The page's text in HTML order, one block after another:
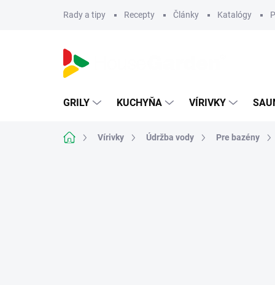
Rady a tipy Recepty Články Katalógy
GRILY KUCHYŇA VÍRIVKY
DomovVírivky Údržba vody Pre bazény